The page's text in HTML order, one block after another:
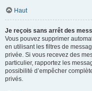
Haut
Je reçois sans arrêt des
Vous pouvez supprimer
en utilisant les filtres de
privée. Si vous recevez des
particulier, rapportez les
possibilité d’empêcher
privés.